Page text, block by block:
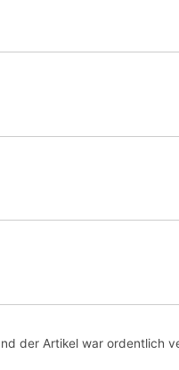
der Artikel war ordentlich